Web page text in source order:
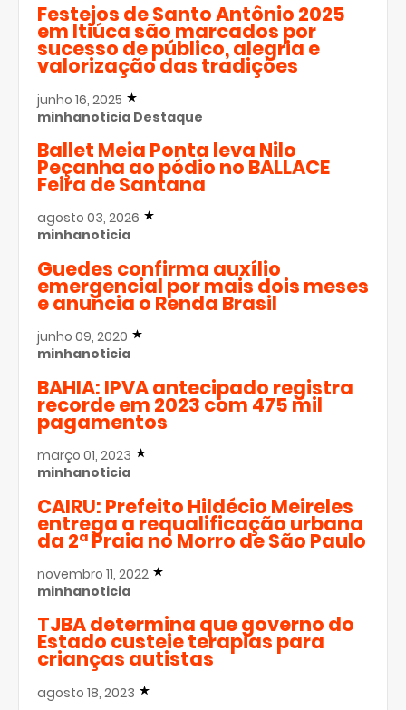
Festejos de Santo Antônio 2025
em Itiúca são marcados por
sucesso de público, alegria e
valorização das tradições
junho 16, 2025
minhanoticia Destaque
Ballet Meia Ponta leva Nilo
Peçanha ao pódio no BALLACE
Feira de Santana
agosto 03, 2026
minhanoticia
Guedes confirma auxílio
emergencial por mais dois meses
e anuncia o Renda Brasil
junho 09, 2020
minhanoticia
BAHIA: IPVA antecipado registra
recorde em 2023 com 475 mil
pagamentos
março 01, 2023
minhanoticia
CAIRU: Prefeito Hildécio Meireles
entrega a requalificação urbana
da 2ª Praia no Morro de São Paulo
novembro 11, 2022
minhanoticia
TJBA determina que governo do
Estado custeie terapias para
crianças autistas
agosto 18, 2023